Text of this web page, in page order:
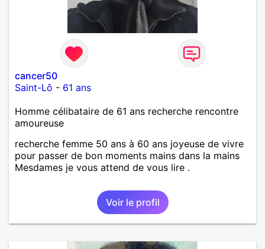
cancer50
Saint-Lô - 61 ans
Homme célibataire de 61 ans recherche rencontre
amoureuse
recherche femme 50 ans à 60 ans joyeuse de vivre
pour passer de bon moments mains dans la mains
Mesdames je vous attend de vous lire .
Voir le profil